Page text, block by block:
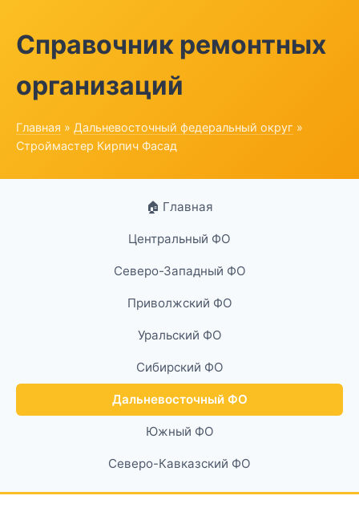
Справочник ремонтных
организаций
Главная » Дальневосточный федеральный округ »
Строймастер Кирпич Фасад
🏠 Главная
Центральный ФО
Северо-Западный ФО
Приволжский ФО
Уральский ФО
Сибирский ФО
Дальневосточный ФО
Южный ФО
Северо-Кавказский ФО